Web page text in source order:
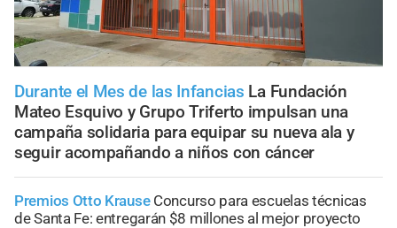
Durante el Mes de las Infancias La Fundación
Mateo Esquivo y Grupo Triferto impulsan una
campaña solidaria para equipar su nueva ala y
seguir acompañando a niños con cáncer
Premios Otto Krause Concurso para escuelas técnicas
de Santa Fe: entregarán $8 millones al mejor proyecto